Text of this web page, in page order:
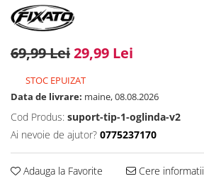
69,99 Lei29,99 Lei
STOC EPUIZAT
Data de livrare: maine, 08.08.2026
Cod Produs: suport-tip-1-oglinda-v2
Ai nevoie de ajutor? 0775237170
Adauga la Favorite Cere informatii